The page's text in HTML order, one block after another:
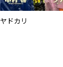
ヤドカリ